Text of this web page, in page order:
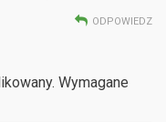
ODPOWIEDZ
Wymagane